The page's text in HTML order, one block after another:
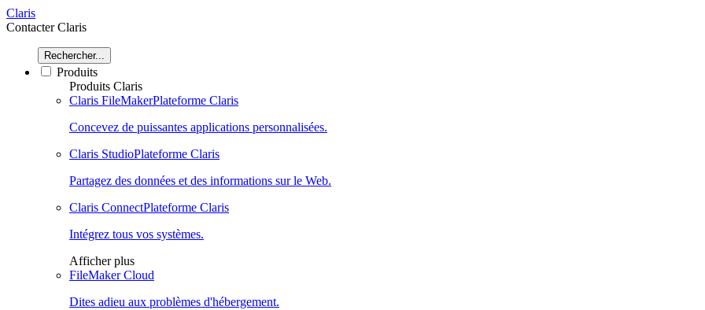
Claris
Contacter Claris
Rechercher...
Produits
Produits Claris
Claris FileMakerPlateforme Claris
Concevez de puissantes applications personnalisées.
Claris StudioPlateforme Claris
Partagez des données et des informations sur le Web.
Claris ConnectPlateforme Claris
Intégrez tous vos systèmes.
Afficher plus
FileMaker Cloud
Dites adieu aux problèmes d'hébergement.